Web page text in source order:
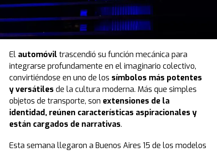
El automóvil trascendió su función mecánica para
integrarse profundamente en el imaginario colectivo,
convirtiéndose en uno de los símbolos más potentes
y versátiles de la cultura moderna. Más que simples
objetos de transporte, son extensiones de la
identidad, reúnen características aspiracionales y
están cargados de narrativas.
Esta semana llegaron a Buenos Aires 15 de los modelos